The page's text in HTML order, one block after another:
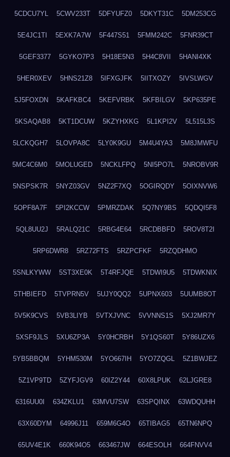
5CDCU7YL 5CWV233T 5DFYUFZ0 5DKYT31C 5DM253CG
5E4JC1TI 5EXK7A7W 5F447S51 5FMM242C 5FNR39CT
5GEF3377 5GYKO7P3 5H18E5N3 5H4C8VII 5HANI4XK
5HER0XEV 5HNS21Z8 5IFXGJFK 5IITXOZY 5IVSLWGV
5J5FOXDN 5KAFKBC4 5KEFVRBK 5KFBILGV 5KP635PE
5KSAQAB8 5KT1DCUW 5KZYHXKG 5L1KPI2V 5L515L3S
5LCKQGH7 5LOVPA8C 5LY0K9GU 5M4U4YA3 5M8JMWFU
5MC4C6M0 5MOLUGED 5NCKLFPQ 5NI5PO7L 5NROBV9R
5NSPSK7R 5NYZ03GV 5NZ2F7XQ 5OGIRQDY 5OIXNVW6
5OPF8A7F 5PI2KCCW 5PMRZDAK 5Q7NY9BS 5QDQI5F8
5QL8UU2J 5RALQ21C 5RBG4E64 5RCDBBFD 5ROV8T2I
5RP6DWR8 5RZ72FTS 5RZPCFKF 5RZQDHMO
5SNLKYWW 5ST3XE0K 5T4RFJQE 5TDWI9U5 5TDWKNIX
5THBIEFD 5TVPRN5V 5UJY0QQ2 5UPNX603 5UUMB8OT
5V5K9CVS 5VB3LIYB 5VTXJVNC 5VVNNS1S 5XJ2MR7Y
5XSF9JLS 5XU6ZP3A 5Y0HCRBH 5Y1QS60T 5Y86UZX6
5YB5BBQM 5YHM530M 5YO667IH 5YO7ZQGL 5Z1BWJEZ
5Z1VP9TD 5ZYFJGV9 60IZ2Y44 60X8LPUK 62LJGRE8
6316UU0I 634ZKLU1 63MVU7SW 63SPQINX 63WDQUHH
63X60DYM 64996J11 659M6G4O 65TIBAG5 65TN6NPQ
65UV4E1K 660K94O5 663467JW 664ESOLH 664FNVV4